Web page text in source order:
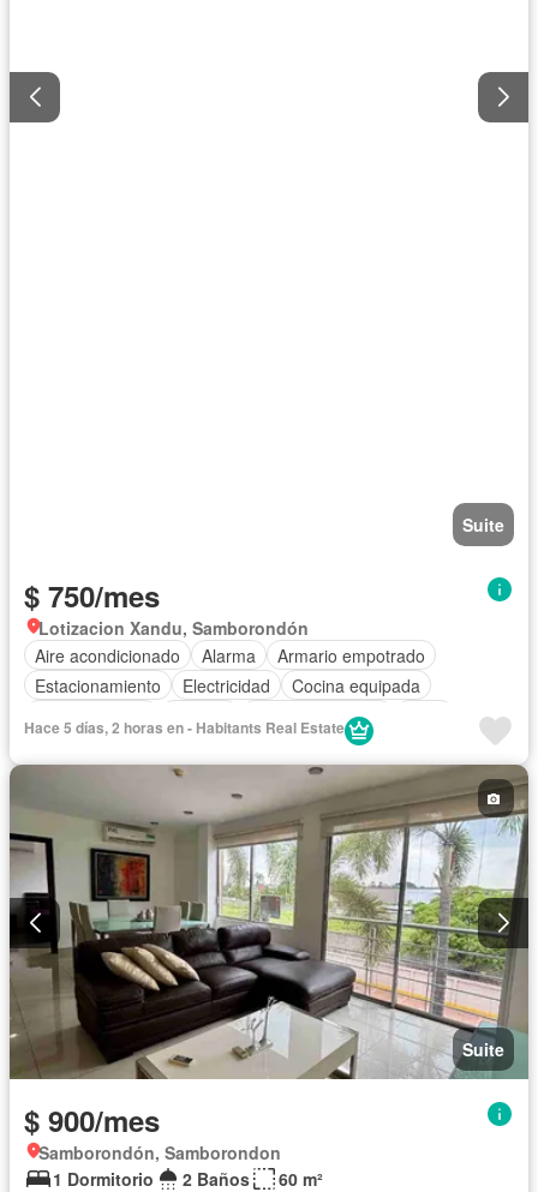
Suite
$ 750/mes
Lotizacion Xandu, Samborondón
Aire acondicionado
Alarma
Armario empotrado
Estacionamiento
Electricidad
Cocina equipada
Vista panorámica
Acceso para personas con discapacidad
Jardín
Parrilla
Garita de guardianía
Seguridad
Piscina
Completamente amoblado
Hace 5 días, 2 horas en - Habitants Real Estate
Suite
$ 900/mes
Samborondón, Samborondon
1 Dormitorio
2 Baños
60 m²